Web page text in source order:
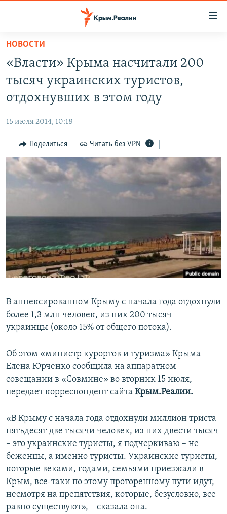
Вернуться
основному
содержанию
главной
Вернутся
поиску
11 ЛЕТ ОККУПАЦИИ КРЫМА. 11 ИСТОРИЙ СОПРОТИВЛЕНИЯ
ЕЩЕ
ИНТЕРАКТИВ
ИНФОГРАФИКА
ТЕЛЕПРОЕКТ КРЫМ.РЕАЛИИ
СОВЕТЫ ПРАВОЗАЩИТНИКОВ
ПРОПАВШИЕ БЕЗ ВЕСТИ
КРЫМ.НЕПОКОРЕННЫЙ
ELIFBE
РАДІО СВОБОДА
КАК ОБОЙТИ БЛОКИРОВКУ
Все сайты RFE/RL
НОВОСТИ
«Власти» Крыма насчитали 200
тысяч украинских туристов,
отдохнувших в этом году
15 июля 2014, 10:18
Поделиться Читать без VPN
В аннексированном Крыму с начала года отдохнули
более 1,3 млн человек, из них 200 тысяч –
украинцы (около 15% от общего потока).
Об этом «министр курортов и туризма» Крыма
Елена Юрченко сообщила на аппаратном
совещании в «Совмине» во вторник 15 июля,
передает корреспондент сайта Крым.Реалии.
«В Крыму с начала года отдохнули миллион триста
пятьдесят две тысячи человек, из них двести тысяч
– это украинские туристы, я подчеркиваю – не
беженцы, а именно туристы. Украинские туристы,
которые веками, годами, семьями приезжали в
Крым, все-таки по этому проторенному пути идут,
несмотря на препятствия, которые, безусловно, все
равно существуют», – сказала она.